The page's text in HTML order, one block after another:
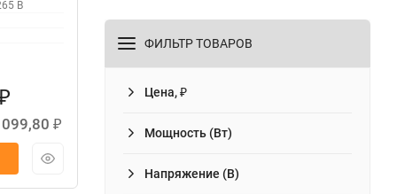
В
₽
ФИЛЬТР ТОВАРОВ
Цена, ₽
Мощность (Вт)
Напряжение (В)